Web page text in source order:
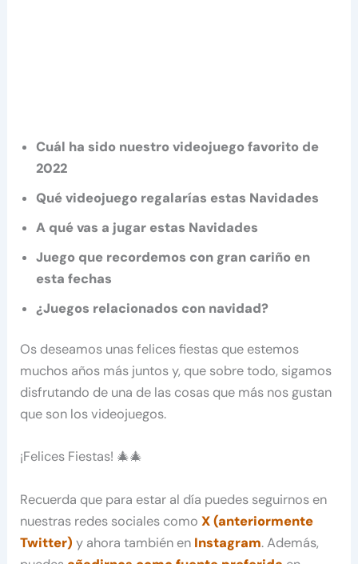
Cuál ha sido nuestro videojuego favorito de
2022
Qué videojuego regalarías estas Navidades
A qué vas a jugar estas Navidades
Juego que recordemos con gran cariño en
esta fechas
¿Juegos relacionados con navidad?
Os deseamos unas felices fiestas que estemos
muchos años más juntos y, que sobre todo, sigamos
disfrutando de una de las cosas que más nos gustan
que son los videojuegos.
¡Felices Fiestas! 🎄🎄
Recuerda que para estar al día puedes seguirnos en
nuestras redes sociales comoX (anteriormente
Twitter) y ahora también en Instagram. Además,